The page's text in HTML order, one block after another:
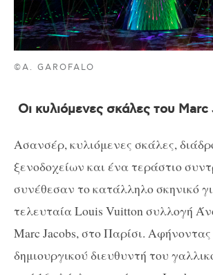
©A. GAROFALO
Οι κυλιόμενες σκάλες του Marc
Ασανσέρ, κυλιόμενες σκάλες,
ξενοδοχείων και ένα τεράστιο
συνέθεσαν το κατάλληλο σκηνικό
τελευταία Louis Vuitton συλλογή
Marc Jacobs, στο Παρίσι.
δημιουργικού διευθυντή του